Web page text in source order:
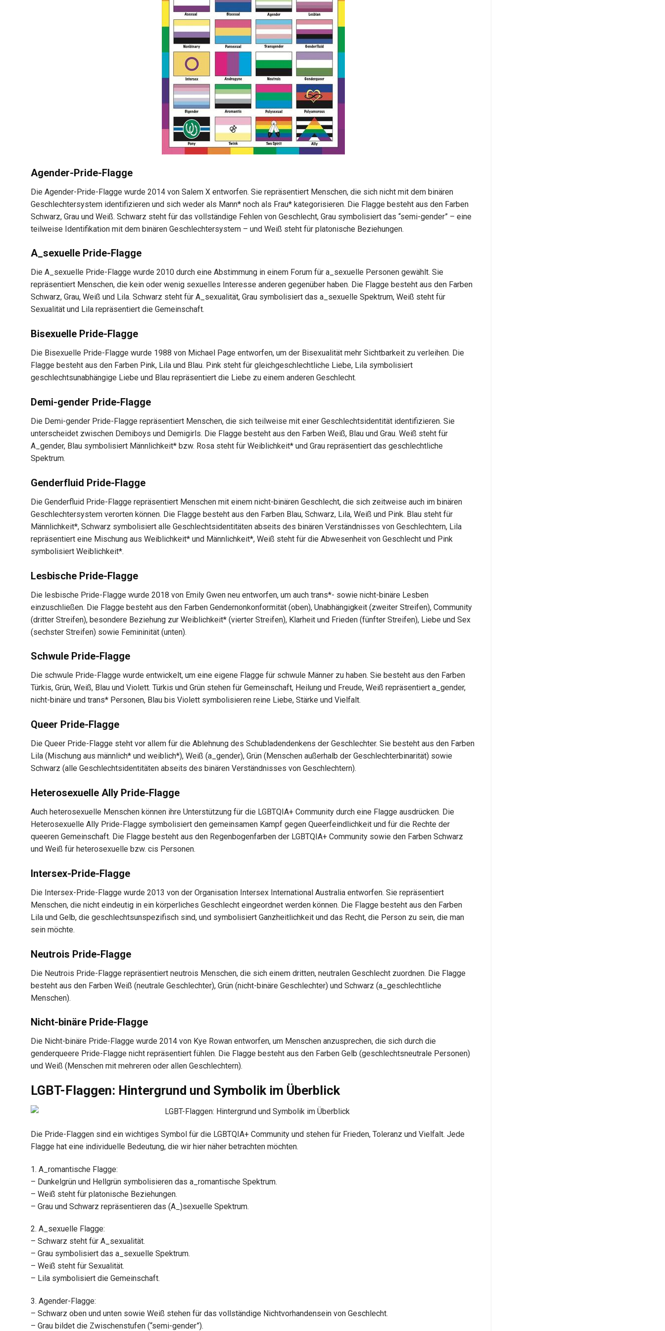
Agender-Pride-Flagge
Die Agender-Pride-Flagge wurde 2014 von Salem X entworfen. Sie repräsentiert Menschen, die sich nicht mit dem binären
Geschlechtersystem identifizieren und sich weder als Mann* noch als Frau* kategorisieren. Die Flagge besteht aus den Farben
Schwarz, Grau und Weiß. Schwarz steht für das vollständige Fehlen von Geschlecht, Grau symbolisiert das “semi-gender” – eine
teilweise Identifikation mit dem binären Geschlechtersystem – und Weiß steht für platonische Beziehungen.
A_sexuelle Pride-Flagge
Die A_sexuelle Pride-Flagge wurde 2010 durch eine Abstimmung in einem Forum für a_sexuelle Personen gewählt. Sie
repräsentiert Menschen, die kein oder wenig sexuelles Interesse anderen gegenüber haben. Die Flagge besteht aus den Farben
Schwarz, Grau, Weiß und Lila. Schwarz steht für A_sexualität, Grau symbolisiert das a_sexuelle Spektrum, Weiß steht für
Sexualität und Lila repräsentiert die Gemeinschaft.
Bisexuelle Pride-Flagge
Die Bisexuelle Pride-Flagge wurde 1988 von Michael Page entworfen, um der Bisexualität mehr Sichtbarkeit zu verleihen. Die
Flagge besteht aus den Farben Pink, Lila und Blau. Pink steht für gleichgeschlechtliche Liebe, Lila symbolisiert
geschlechtsunabhängige Liebe und Blau repräsentiert die Liebe zu einem anderen Geschlecht.
Demi-gender Pride-Flagge
Die Demi-gender Pride-Flagge repräsentiert Menschen, die sich teilweise mit einer Geschlechtsidentität identifizieren. Sie
unterscheidet zwischen Demiboys und Demigirls. Die Flagge besteht aus den Farben Weiß, Blau und Grau. Weiß steht für
A_gender, Blau symbolisiert Männlichkeit* bzw. Rosa steht für Weiblichkeit* und Grau repräsentiert das geschlechtliche
Spektrum.
Genderfluid Pride-Flagge
Die Genderfluid Pride-Flagge repräsentiert Menschen mit einem nicht-binären Geschlecht, die sich zeitweise auch im binären
Geschlechtersystem verorten können. Die Flagge besteht aus den Farben Blau, Schwarz, Lila, Weiß und Pink. Blau steht für
Männlichkeit*, Schwarz symbolisiert alle Geschlechtsidentitäten abseits des binären Verständnisses von Geschlechtern, Lila
repräsentiert eine Mischung aus Weiblichkeit* und Männlichkeit*, Weiß steht für die Abwesenheit von Geschlecht und Pink
symbolisiert Weiblichkeit*.
Lesbische Pride-Flagge
Die lesbische Pride-Flagge wurde 2018 von Emily Gwen neu entworfen, um auch trans*- sowie nicht-binäre Lesben
einzuschließen. Die Flagge besteht aus den Farben Gendernonkonformität (oben), Unabhängigkeit (zweiter Streifen), Community
(dritter Streifen), besondere Beziehung zur Weiblichkeit* (vierter Streifen), Klarheit und Frieden (fünfter Streifen), Liebe und Sex
(sechster Streifen) sowie Femininität (unten).
Schwule Pride-Flagge
Die schwule Pride-Flagge wurde entwickelt, um eine eigene Flagge für schwule Männer zu haben. Sie besteht aus den Farben
Türkis, Grün, Weiß, Blau und Violett. Türkis und Grün stehen für Gemeinschaft, Heilung und Freude, Weiß repräsentiert a_gender,
nicht-binäre und trans* Personen, Blau bis Violett symbolisieren reine Liebe, Stärke und Vielfalt.
Queer Pride-Flagge
Die Queer Pride-Flagge steht vor allem für die Ablehnung des Schubladendenkens der Geschlechter. Sie besteht aus den Farben
Lila (Mischung aus männlich* und weiblich*), Weiß (a_gender), Grün (Menschen außerhalb der Geschlechterbinarität) sowie
Schwarz (alle Geschlechtsidentitäten abseits des binären Verständnisses von Geschlechtern).
Heterosexuelle Ally Pride-Flagge
Auch heterosexuelle Menschen können ihre Unterstützung für die LGBTQIA+ Community durch eine Flagge ausdrücken. Die
Heterosexuelle Ally Pride-Flagge symbolisiert den gemeinsamen Kampf gegen Queerfeindlichkeit und für die Rechte der
queeren Gemeinschaft. Die Flagge besteht aus den Regenbogenfarben der LGBTQIA+ Community sowie den Farben Schwarz
und Weiß für heterosexuelle bzw. cis Personen.
Intersex-Pride-Flagge
Die Intersex-Pride-Flagge wurde 2013 von der Organisation Intersex International Australia entworfen. Sie repräsentiert
Menschen, die nicht eindeutig in ein körperliches Geschlecht eingeordnet werden können. Die Flagge besteht aus den Farben
Lila und Gelb, die geschlechtsunspezifisch sind, und symbolisiert Ganzheitlichkeit und das Recht, die Person zu sein, die man
sein möchte.
Neutrois Pride-Flagge
Die Neutrois Pride-Flagge repräsentiert neutrois Menschen, die sich einem dritten, neutralen Geschlecht zuordnen. Die Flagge
besteht aus den Farben Weiß (neutrale Geschlechter), Grün (nicht-binäre Geschlechter) und Schwarz (a_geschlechtliche
Menschen).
Nicht-binäre Pride-Flagge
Die Nicht-binäre Pride-Flagge wurde 2014 von Kye Rowan entworfen, um Menschen anzusprechen, die sich durch die
genderqueere Pride-Flagge nicht repräsentiert fühlen. Die Flagge besteht aus den Farben Gelb (geschlechtsneutrale Personen)
und Weiß (Menschen mit mehreren oder allen Geschlechtern).
LGBT-Flaggen: Hintergrund und Symbolik im Überblick
Die Pride-Flaggen sind ein wichtiges Symbol für die LGBTQIA+ Community und stehen für Frieden, Toleranz und Vielfalt. Jede
Flagge hat eine individuelle Bedeutung, die wir hier näher betrachten möchten.
1. A_romantische Flagge:
– Dunkelgrün und Hellgrün symbolisieren das a_romantische Spektrum.
– Weiß steht für platonische Beziehungen.
– Grau und Schwarz repräsentieren das (A_)sexuelle Spektrum.
2. A_sexuelle Flagge:
– Schwarz steht für A_sexualität.
– Grau symbolisiert das a_sexuelle Spektrum.
– Weiß steht für Sexualität.
– Lila symbolisiert die Gemeinschaft.
3. Agender-Flagge:
– Schwarz oben und unten sowie Weiß stehen für das vollständige Nichtvorhandensein von Geschlecht.
– Grau bildet die Zwischenstufen (“semi-gender”).